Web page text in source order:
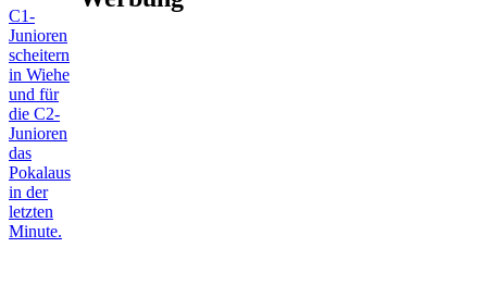
C1-
Junioren
scheitern
in Wiehe
und für
die C2-
Junioren
das
Pokalaus
in der
letzten
Minute.